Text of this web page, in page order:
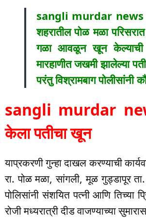
sangli murdar news :
शहरातील पोळ मळा परिसरात
गळा आवळून खून केल्याची
मारहाणीत जखमी झालेल्या
परंतु विश्रामबाग
sangli murdar news
केला पतीचा खून
याप्रकरणी गुन्हा दाखल करण्याची
रा. पोळ मळा, सांगली, मूळ गुड्डापूर
पोलिसांनी संशयित पत्नी आणि तिच्या
रोजी मध्यरात्री दीड वाजण्याच्या